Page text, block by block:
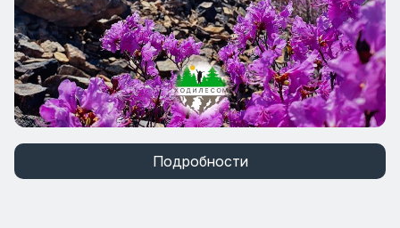
Подробности